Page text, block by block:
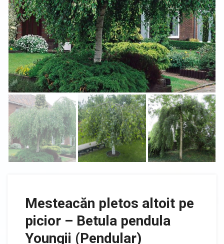
Mesteacăn pletos altoit pe
picior – Betula pendula
Youngii (Pendular)